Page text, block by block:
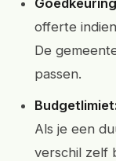
offerte
De
passen.
Als je een
verschil zelf